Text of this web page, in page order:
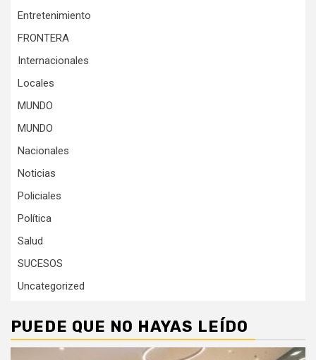
Entretenimiento
FRONTERA
Internacionales
Locales
MUNDO
MUNDO
Nacionales
Noticias
Policiales
Política
Salud
SUCESOS
Uncategorized
PUEDE QUE NO HAYAS LEÍDO